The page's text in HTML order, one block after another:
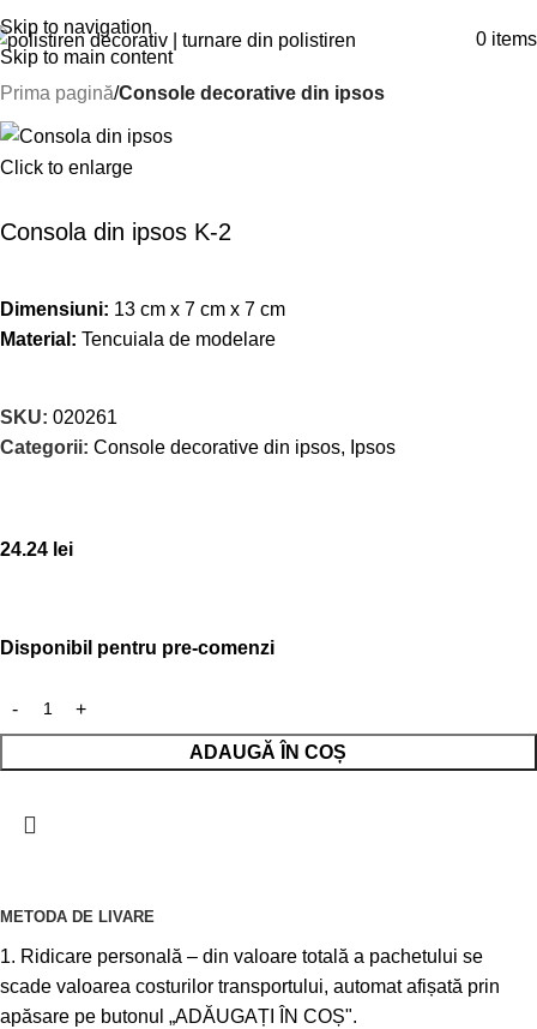
Skip to navigation
Skip to main content
0 items
Prima pagină Console decorative din ipsos
Click to enlarge
Consola din ipsos K-2
Dimensiuni: 13 cm x 7 cm x 7 cm
Material: Tencuiala de modelare
SKU: 020261
Categorii: Console decorative din ipsos, Ipsos
24.24 lei
Disponibil pentru pre-comenzi
ADAUGĂ ÎN COȘ
METODA DE LIVARE
1. Ridicare personală – din valoare totală a pachetului se
scade valoarea costurilor transportului, automat afișată prin
apăsare pe butonul „ADĂUGAȚI ÎN COȘ".